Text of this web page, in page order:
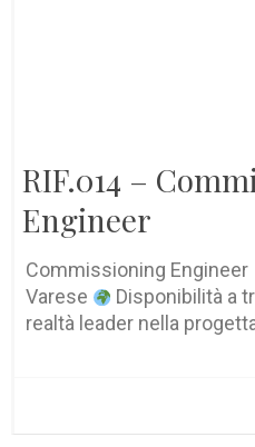
RIF.014 –
Engineer
Commissioning Engineer
Varese
Disponibilità a
realtà leader nella